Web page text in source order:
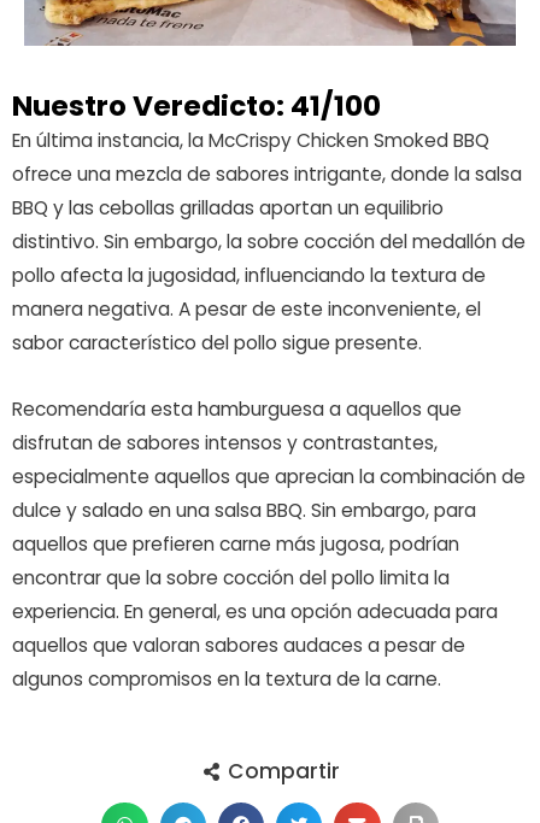
Nuestro Veredicto: 41/100
En última instancia, la McCrispy Chicken Smoked BBQ
ofrece una mezcla de sabores intrigante, donde la salsa
BBQ y las cebollas grilladas aportan un equilibrio
distintivo. Sin embargo, la sobre cocción del medallón de
pollo afecta la jugosidad, influenciando la textura de
manera negativa. A pesar de este inconveniente, el
sabor característico del pollo sigue presente.
Recomendaría esta hamburguesa a aquellos que
disfrutan de sabores intensos y contrastantes,
especialmente aquellos que aprecian la combinación de
dulce y salado en una salsa BBQ. Sin embargo, para
aquellos que prefieren carne más jugosa, podrían
encontrar que la sobre cocción del pollo limita la
experiencia. En general, es una opción adecuada para
aquellos que valoran sabores audaces a pesar de
algunos compromisos en la textura de la carne.
Compartir